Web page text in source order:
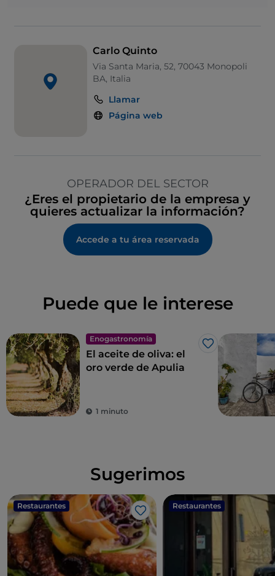
Carlo Quinto
Via Santa Maria, 52, 70043 Monopoli
BA, Italia
Llamar
Página web
OPERADOR DEL SECTOR
¿Eres el propietario de la empresa y
quieres actualizar la información?
Accede a tu área reservada
Puede que le interese
Enogastronomía
Me gusta
El aceite de oliva: el
oro verde de Apulia
1 minuto
Sugerimos
Restaurantes
Me gusta
Restaurantes